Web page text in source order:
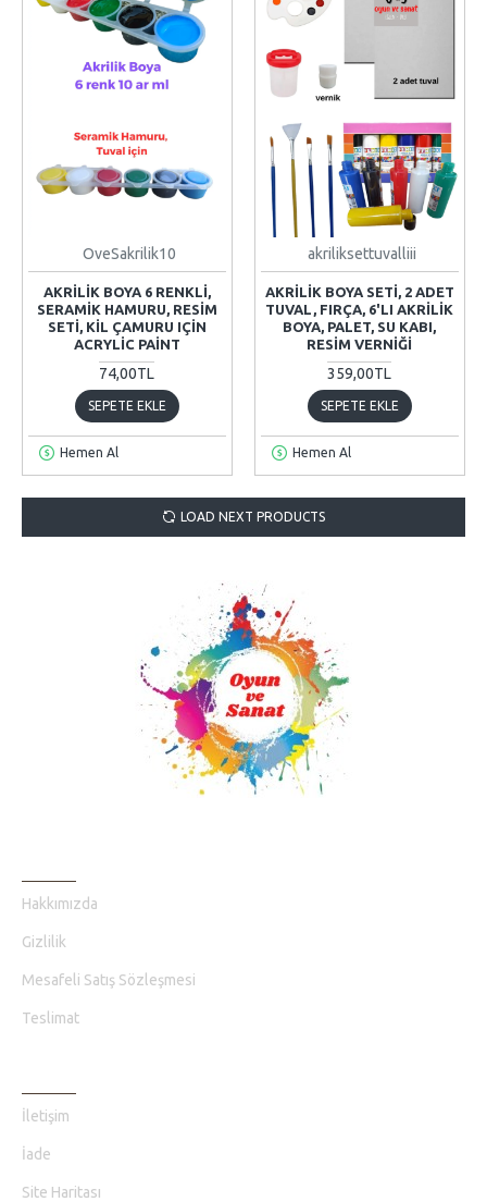
OveSakrilik10
AKRILIK BOYA 6 RENKLI,
SERAMIK HAMURU, RESIM
SETI, KIL ÇAMURU IÇIN
ACRYLIC PAINT
74,00TL
SEPETE EKLE
Hemen Al
akriliksettuvalliii
AKRILIK BOYA SETI, 2 ADET
TUVAL, FIRÇA, 6'LI AKRILIK
BOYA, PALET, SU KABI,
RESIM VERNIĞI
359,00TL
SEPETE EKLE
Hemen Al
LOAD NEXT PRODUCTS
Hakkımızda
Gizlilik
Mesafeli Satış Sözleşmesi
Teslimat
İletişim
İade
Site Haritası